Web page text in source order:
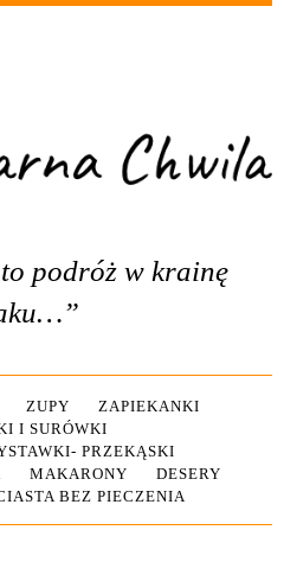
podróż w krainę
ZUPY
ZAPIEKANKI
I SURÓWKI
PRZEKĄSKI
MAKARONY
DESERY
BEZ PIECZENIA